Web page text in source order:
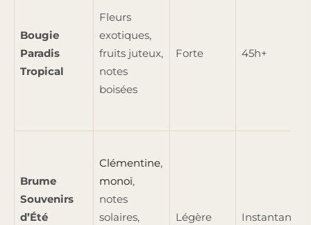
Bougie
Paradis
Tropical
Fleurs
exotiques,
fruits juteux,
notes
boisées
Forte 45h+
Brume
Souvenirs
d’Été
Clémentine,
monoï,
notes
solaires,
Légère Instantanée